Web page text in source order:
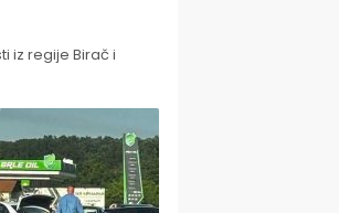
iz regije Birač i